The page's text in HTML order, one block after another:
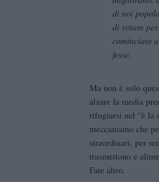
di noi
di votare
cominciato
fesse.
Ma non è solo
alzare la media
rifugiarsi nel “è la
meccanismo che
straordinari, per
trasmettono e
Fate altro.